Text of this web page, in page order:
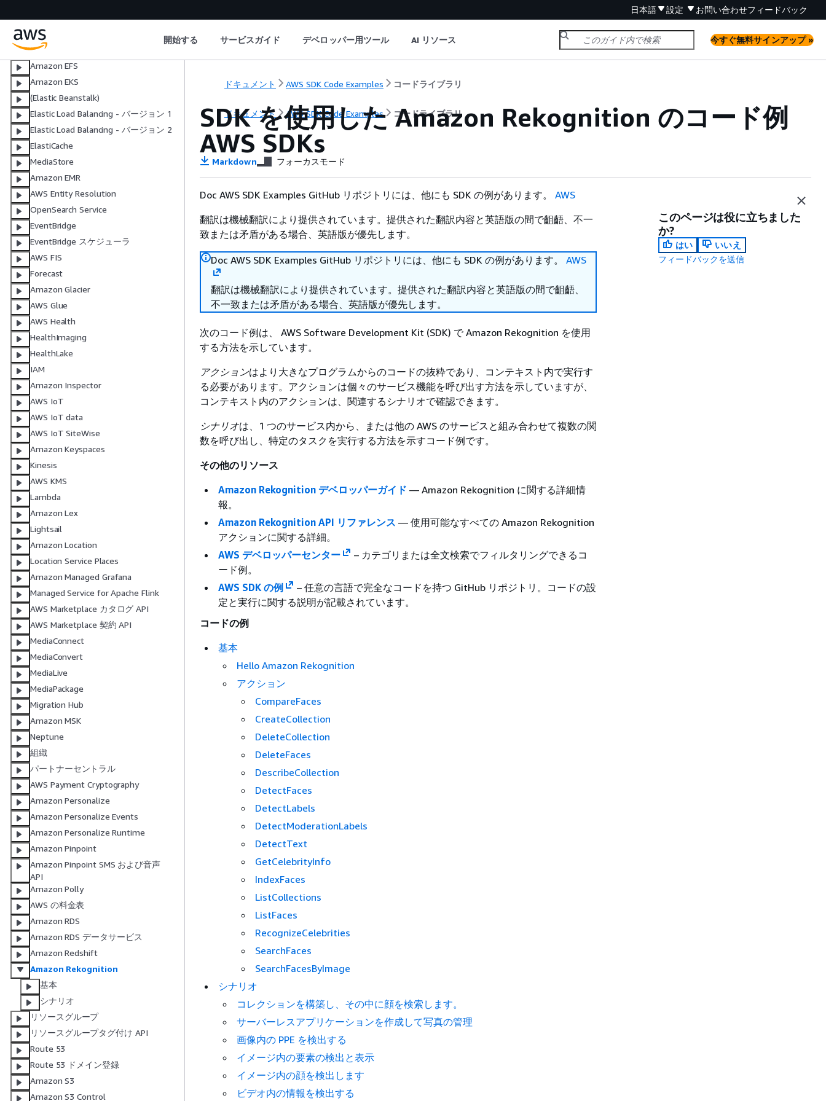
日本語 設定 お問い合わせフィードバック
開始する サービスガイド デベロッパー用ツール AI リソース 今すぐ無料サインアップ »
Amazon EC2
Amazon ECR
Amazon ECS
Amazon EFS
Amazon EKS
(Elastic Beanstalk)
Elastic Load Balancing - バージョン 1
Elastic Load Balancing - バージョン 2
ElastiCache
MediaStore
Amazon EMR
AWS Entity Resolution
OpenSearch Service
EventBridge
EventBridge スケジューラ
AWS FIS
Forecast
Amazon Glacier
AWS Glue
AWS Health
HealthImaging
HealthLake
IAM
Amazon Inspector
AWS IoT
AWS IoT data
AWS IoT SiteWise
Amazon Keyspaces
Kinesis
AWS KMS
Lambda
Amazon Lex
Lightsail
Amazon Location
Location Service Places
Amazon Managed Grafana
Managed Service for Apache Flink
AWS Marketplace カタログ API
AWS Marketplace 契約 API
MediaConnect
MediaConvert
MediaLive
MediaPackage
Migration Hub
Amazon MSK
Neptune
組織
パートナーセントラル
AWS Payment Cryptography
Amazon Personalize
Amazon Personalize Events
Amazon Personalize Runtime
Amazon Pinpoint
Amazon Pinpoint SMS および音声
API
Amazon Polly
AWS の料金表
Amazon RDS
Amazon RDS データサービス
Amazon Redshift
Amazon Rekognition
基本
シナリオ
リソースグループ
リソースグループタグ付け API
Route 53
Route 53 ドメイン登録
Amazon S3
Amazon S3 Control
ドキュメント AWS SDK Code Examples コードライブラリ
ドキュメント AWS SDK Code Examples コードライブラリ
SDK を使用した Amazon Rekognition のコード例
AWS SDKs
Markdown フォーカスモード
Doc AWS SDK Examples GitHub リポジトリには、他にも SDK の例があります。 AWS
翻訳は機械翻訳により提供されています。提供された翻訳内容と英語版の間で齟齬、不一
致または矛盾がある場合、英語版が優先します。
Doc AWS SDK Examples GitHub リポジトリには、他にも SDK の例があります。 AWS
翻訳は機械翻訳により提供されています。提供された翻訳内容と英語版の間で齟齬、
不一致または矛盾がある場合、英語版が優先します。
次のコード例は、 AWS Software Development Kit (SDK) で Amazon Rekognition を使用
する方法を示しています。
アクションはより大きなプログラムからのコードの抜粋であり、コンテキスト内で実行す
る必要があります。アクションは個々のサービス機能を呼び出す方法を示していますが、
コンテキスト内のアクションは、関連するシナリオで確認できます。
シナリオは、1 つのサービス内から、または他の AWS のサービスと組み合わせて複数の関
数を呼び出し、特定のタスクを実行する方法を示すコード例です。
その他のリソース
Amazon Rekognition デベロッパーガイド — Amazon Rekognition に関する詳細情
報。
Amazon Rekognition API リファレンス — 使用可能なすべての Amazon Rekognition
アクションに関する詳細。
AWS デベロッパーセンター
– カテゴリまたは全文検索でフィルタリングできるコ
ード例。
AWS SDK の例
– 任意の言語で完全なコードを持つ GitHub リポジトリ。コードの設
定と実行に関する説明が記載されています。
コードの例
基本
Hello Amazon Rekognition
アクション
CompareFaces
CreateCollection
DeleteCollection
DeleteFaces
DescribeCollection
DetectFaces
DetectLabels
DetectModerationLabels
DetectText
GetCelebrityInfo
IndexFaces
ListCollections
ListFaces
RecognizeCelebrities
SearchFaces
SearchFacesByImage
シナリオ
コレクションを構築し、その中に顔を検索します。
サーバーレスアプリケーションを作成して写真の管理
画像内の PPE を検出する
イメージ内の要素の検出と表示
イメージ内の顔を検出します
ビデオ内の情報を検出する
このページは役に立ちました
か?
はい
いいえ
フィードバックを送信